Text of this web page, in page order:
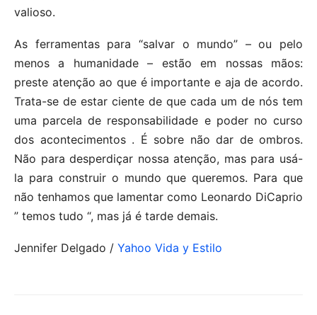
valioso.
As ferramentas para “salvar o mundo” – ou pelo
menos a humanidade – estão em nossas mãos:
preste atenção ao que é importante e aja de acordo.
Trata-se de estar ciente de que cada um de nós tem
uma parcela de responsabilidade e poder no curso
dos acontecimentos . É sobre não dar de ombros.
Não para desperdiçar nossa atenção, mas para usá-
la para construir o mundo que queremos. Para que
não tenhamos que lamentar como Leonardo DiCaprio
” temos tudo “, mas já é tarde demais.
Jennifer Delgado / Yahoo Vida y Estilo